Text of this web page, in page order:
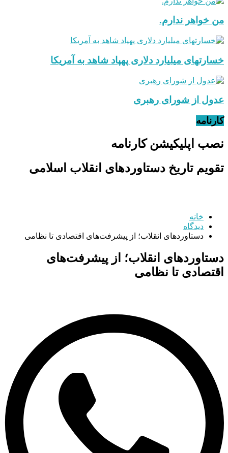
من خواهر ندارم.
خسارتهای میلیارد دلاری پهپاد شاهد به آمریکا
عدول از شورای رهبری
کارنامه
نصب اپلیکیشن کارنامه
تقویم تاریخ دستاوردهای انقلاب اسلامی
خانه
دیدگاه
دستاورد‌های انقلاب؛ از پیشرفت‌های اقتصادی تا نظامی
دستاورد‌های انقلاب؛ از پیشرفت‌های
اقتصادی تا نظامی